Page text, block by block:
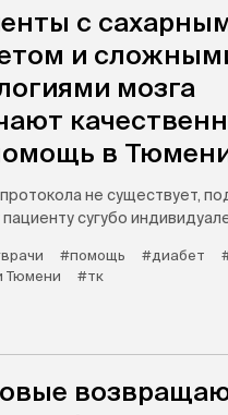
с
и
мозга
в
не существует,
сугубо
#помощь #диабет
Тюмени
#тк